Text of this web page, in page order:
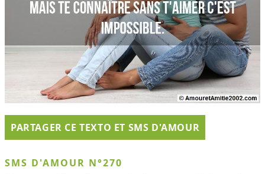
PARTAGER CE TEXTO ET SMS D'AMOUR
SMS D'AMOUR N°270